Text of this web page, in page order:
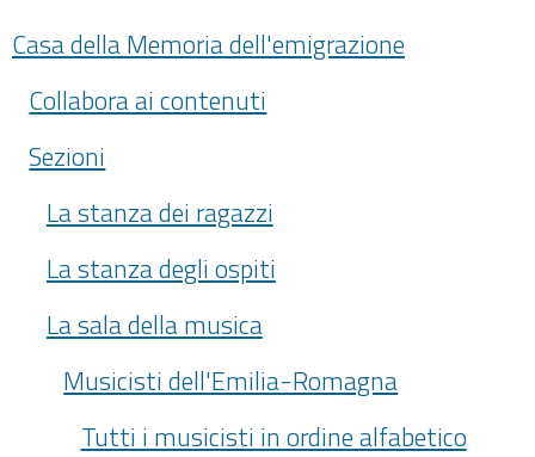
Casa della Memoria dell'emigrazione
Collabora ai contenuti
Sezioni
La stanza dei ragazzi
La stanza degli ospiti
La sala della musica
Musicisti dell'Emilia-Romagna
Tutti i musicisti in ordine alfabetico